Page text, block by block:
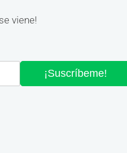
viene!
¡Suscríbeme!